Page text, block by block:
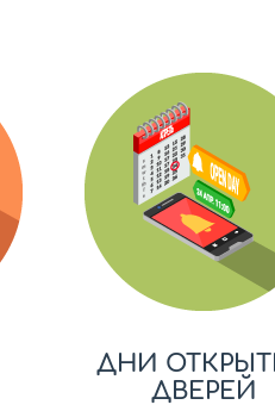
ДНИ
ДВЕРЕЙ